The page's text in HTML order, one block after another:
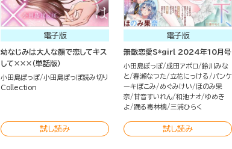
電子版
幼なじみは大人な顔で恋してキス
して×××（単話版）
小田島ぽっぽ 小田島ぽっぽ読み切り
Collection
試し読み
電子版
無敵恋愛S*girl 2024年10月号
小田島ぽっぽ 成田アポロ
鈴川みな
と
春瀬なつた 立花にっける
パンケ
ーキぽこみ
めぐみけい
ほのみ果
奈 甘音すいれん 和池ナオ
ゆめき
よ
踊る毒林檎 三浦ひらく
試し読み